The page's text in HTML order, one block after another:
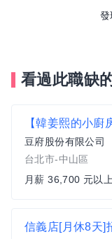
發
看過此職缺
【韓姜熙的小廚
豆府股份有限公司
台北市-中山區
月薪 36,700 元以上
信義店[月休8天]